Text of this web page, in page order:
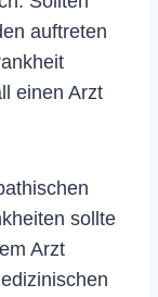
auftreten
einen Arzt
sollte
Arzt